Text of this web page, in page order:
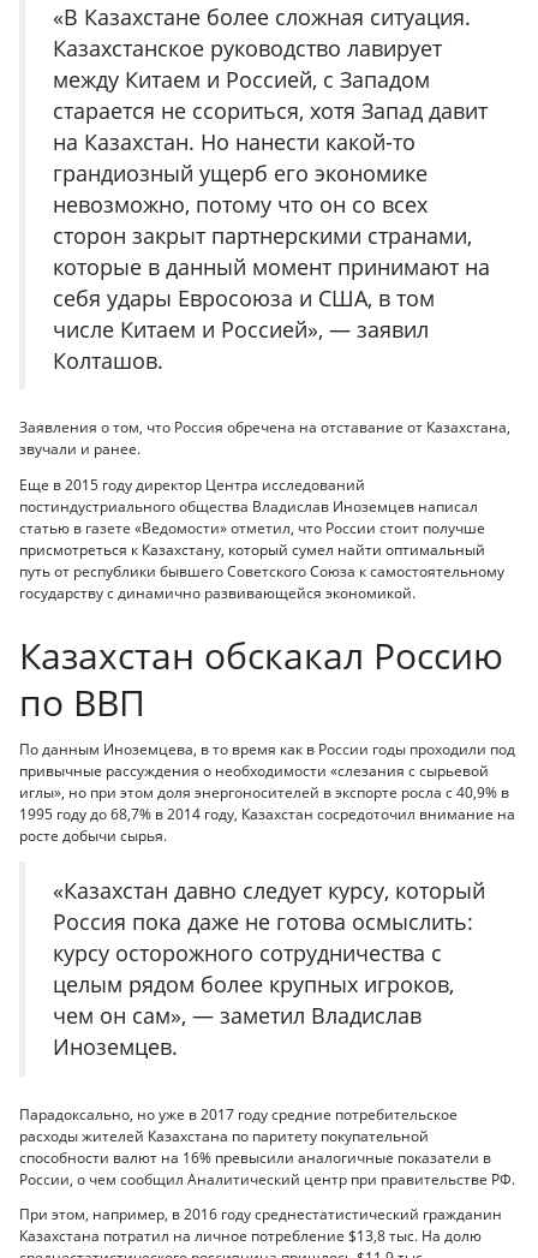
«В Казахстане более сложная ситуация.
Казахстанское руководство лавирует
между Китаем и Россией, с Западом
старается не ссориться, хотя Запад давит
на Казахстан. Но нанести какой-то
грандиозный ущерб его экономике
невозможно, потому что он со всех
сторон закрыт партнерскими странами,
которые в данный момент принимают на
себя удары Евросоюза и США, в том
числе Китаем и Россией», — заявил
Колташов.
Заявления о том, что Россия обречена на отставание от Казахстана,
звучали и ранее.
Еще в 2015 году директор Центра исследований
постиндустриального общества Владислав Иноземцев написал
статью в газете «Ведомости» отметил, что России стоит получше
присмотреться к Казахстану, который сумел найти оптимальный
путь от республики бывшего Советского Союза к самостоятельному
государству с динамично развивающейся экономикой.
Казахстан обскакал Россию
по ВВП
По данным Иноземцева, в то время как в России годы проходили под
привычные рассуждения о необходимости «слезания с сырьевой
иглы», но при этом доля энергоносителей в экспорте росла с 40,9% в
1995 году до 68,7% в 2014 году, Казахстан сосредоточил внимание на
росте добычи сырья.
«Казахстан давно следует курсу, который
Россия пока даже не готова осмыслить:
курсу осторожного сотрудничества с
целым рядом более крупных игроков,
чем он сам», — заметил Владислав
Иноземцев.
Парадоксально, но уже в 2017 году средние потребительское
расходы жителей Казахстана по паритету покупательной
способности валют на 16% превысили аналогичные показатели в
России, о чем сообщил Аналитический центр при правительстве РФ.
При этом, например, в 2016 году среднестатистический гражданин
Казахстана потратил на личное потребление $13,8 тыс. На долю